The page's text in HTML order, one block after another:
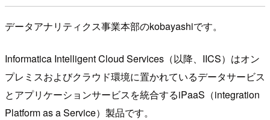
データアナリティクス事業本部のkobayashiです。
Informatica Intelligent Cloud Services（以降、IICS）はオン
プレミスおよびクラウド環境に置かれているデータサービス
とアプリケーションサービスを統合するiPaaS（integration
Platform as a Service）製品です。